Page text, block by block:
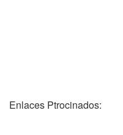
Enlaces Ptrocinados: